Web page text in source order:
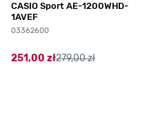
CASIO Sport AE-1200WHD-
1AVEF
03362600
251,00 zł279,00 zł